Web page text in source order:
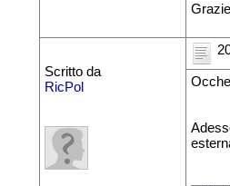
Scritto da
RicPol